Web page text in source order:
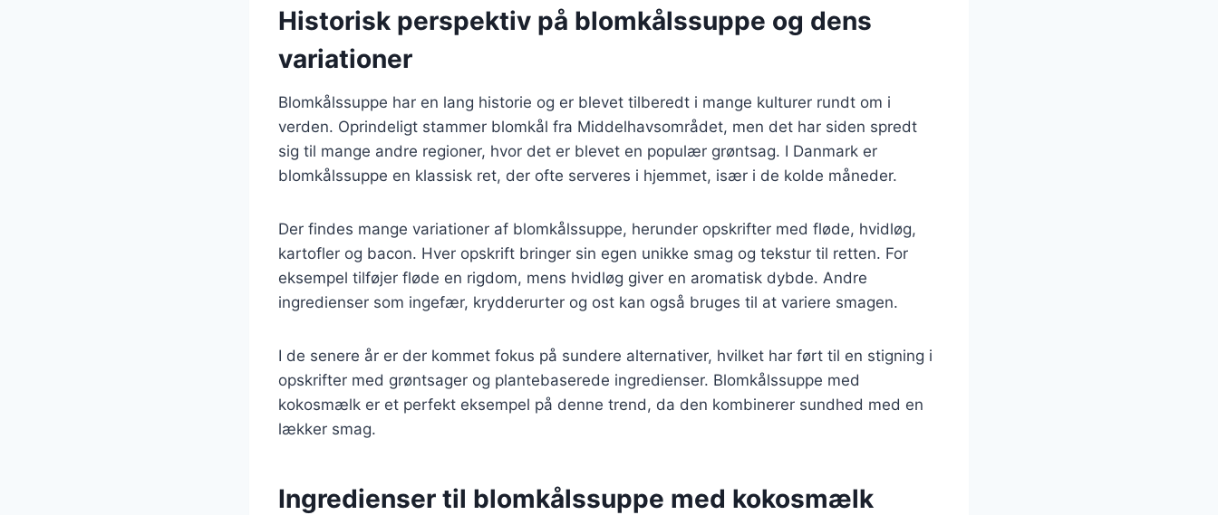
Historisk perspektiv på blomkålssuppe og dens
variationer
Blomkålssuppe har en lang historie og er blevet tilberedt i mange kulturer rundt om i
verden. Oprindeligt stammer blomkål fra Middelhavsområdet, men det har siden spredt
sig til mange andre regioner, hvor det er blevet en populær grøntsag. I Danmark er
blomkålssuppe en klassisk ret, der ofte serveres i hjemmet, især i de kolde måneder.
Der findes mange variationer af blomkålssuppe, herunder opskrifter med fløde, hvidløg,
kartofler og bacon. Hver opskrift bringer sin egen unikke smag og tekstur til retten. For
eksempel tilføjer fløde en rigdom, mens hvidløg giver en aromatisk dybde. Andre
ingredienser som ingefær, krydderurter og ost kan også bruges til at variere smagen.
I de senere år er der kommet fokus på sundere alternativer, hvilket har ført til en stigning i
opskrifter med grøntsager og plantebaserede ingredienser. Blomkålssuppe med
kokosmælk er et perfekt eksempel på denne trend, da den kombinerer sundhed med en
lækker smag.
Ingredienser til blomkålssuppe med kokosmælk